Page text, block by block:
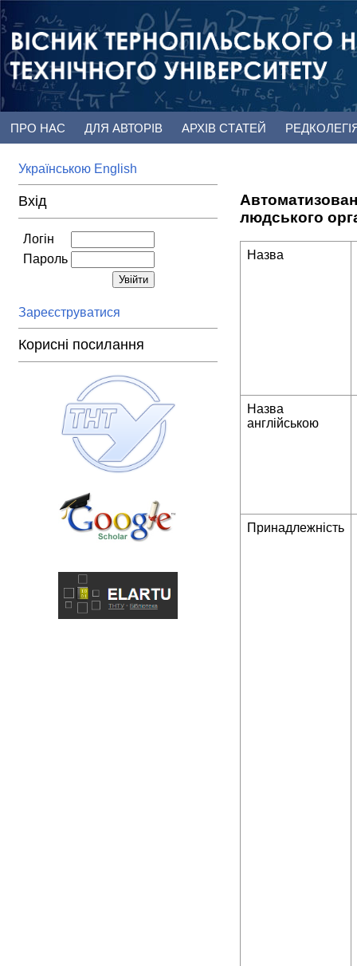
ПРО НАС ДЛЯ АВТОРІВ АРХІВ СТАТЕЙ
Українською English
Вхід
Логін
Пароль
Зареєструватися
Корисні посилання
людського
Назва
Назва
англійською
Принадлежність